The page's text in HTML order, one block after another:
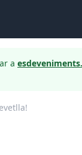
a